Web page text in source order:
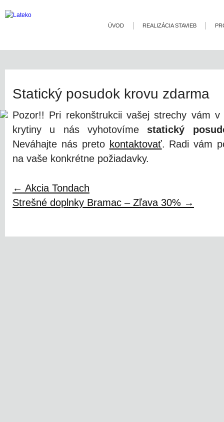
ÚVOD REALIZÁCIA STAVIEB
Statický posudok krovu zdarma
Pozor!! Pri rekonštrukcii vašej strechy vám
krytiny u nás vyhotovíme statický
Neváhajte nás preto kontaktovať. Radi vám
na vaše konkrétne požiadavky.
← Akcia Tondach
Strešné doplnky Bramac – Zľava 30% →